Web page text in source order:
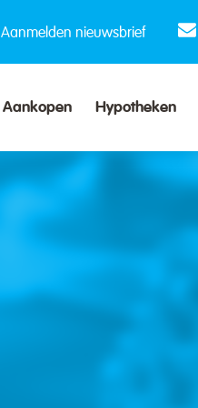
Aanmelden nieuwsbrief
Aankopen Hypotheken